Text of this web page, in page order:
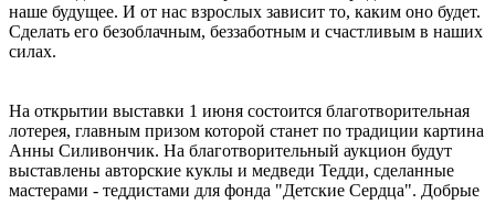
наше будущее. И от нас взрослых зависит то, каким оно будет.
Сделать его безоблачным, беззаботным и счастливым в наших
силах.
На открытии выставки 1 июня состоится благотворительная
лотерея, главным призом которой станет по традиции картина
Анны Силивончик. На благотворительный аукцион будут
выставлены авторские куклы и медведи Тедди, сделанные
мастерами - теддистами для фонда "Детские Сердца". Добрые